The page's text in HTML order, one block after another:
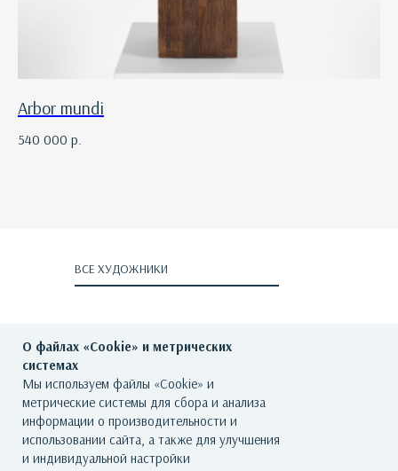
Arbor mundi
540 000 р.
ВСЕ ХУДОЖНИКИ
ГЛАВНАЯ О ГАЛЕРЕЕ ХУДОЖНИКИ
КАТАЛОГ РАБОТ СОБЫТИЯ КОНТАКТЫ
О файлах «Cookie» и метрических
системах
Мы используем файлы «Cookie» и
метрические системы для сбора и анализа
информации о производительности и
использовании сайта, а также для улучшения
и индивидуальной настройки